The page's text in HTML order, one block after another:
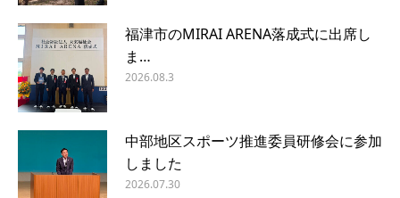
福津市のMIRAI ARENA落成式に出席し
ま…
2026.08.3
中部地区スポーツ推進委員研修会に参加
しました
2026.07.30